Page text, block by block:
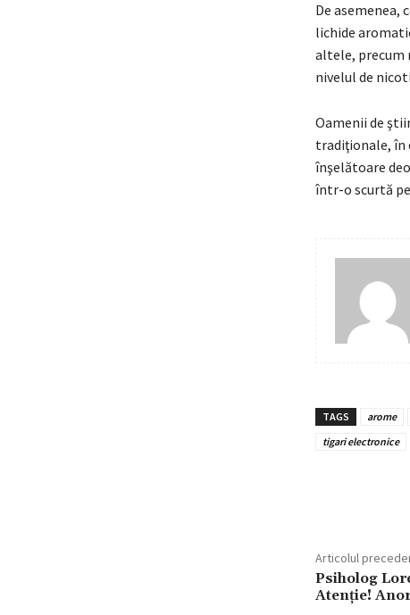
De asemenea,
lichide
altele, precum
nivelul de
Oamenii de
tradiţionale, în
înşelătoare
într-o scurtă
TAGS arome
tigari electronice
Articolul
Psiholog
Atenție!